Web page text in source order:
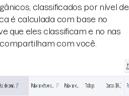
classificados por nível de
é calculada com base no
que eles classificam e no nas
com você.